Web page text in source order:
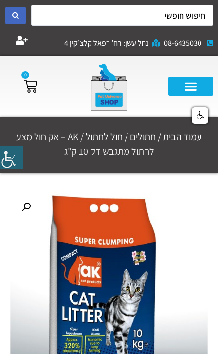
08-6435030 נחל עשן: רח’ רפאל קלצ’קין 4
0
עמוד הבית/ חתולים/ חול לחתול
/ AK – אק חול מצע
לחתול מתגבש דק 10 ק"ג